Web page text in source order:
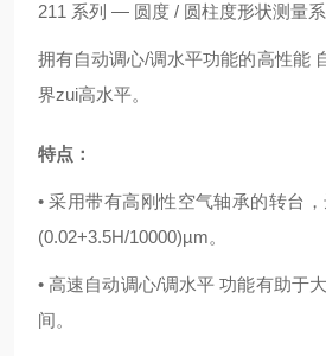
211 系列 — 圆度 / 圆柱度形状测量
拥有自动调心/调水平功能的高性能
界zui高水平。
特点：
• 采用带有高刚性空气轴承的转台
(0.02+3.5H/10000)µm。
• 高速自动调心/调水平 功能有助于
间。